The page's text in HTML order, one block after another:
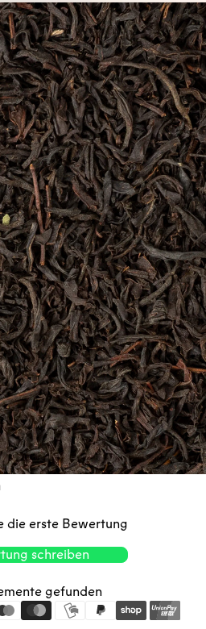
die erste Bewertung
schreiben
gefunden